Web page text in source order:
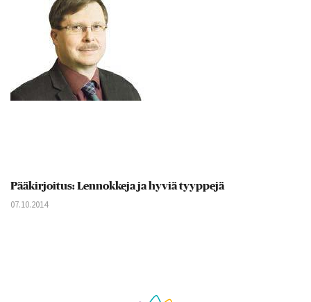
Pääkirjoitus: Lennokkeja ja hyviä tyyppejä
07.10.2014